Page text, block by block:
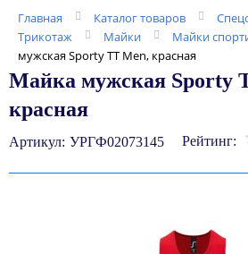
Главная Каталог товаров
Трикотаж
Майки Майки
мужская Sporty TT Men, красная
Майка мужская Sporty
красная
Артикул: УРГФ02073145 Рейтинг: